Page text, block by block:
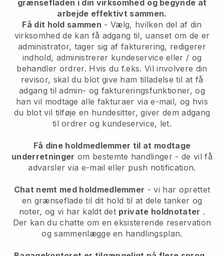
grænsefladen i din virksomhed og begynde at
arbejde effektivt sammen.
Få dit hold sammen - Vælg, hvilken del af din
virksomhed de kan få adgang til, uanset om de er
administrator, tager sig af fakturering, redigerer
indhold, administrerer kundeservice eller / og
behandler ordrer. Hvis du f.eks. Vil involvere din
revisor, skal du blot give ham tilladelse til at få
adgang til admin- og faktureringsfunktioner, og
han vil modtage alle fakturaer via e-mail, og hvis
du blot vil tilføje en hundesitter, giver dem adgang
til ordrer og kundeservice, let.
Få dine holdmedlemmer til at modtage
underretninger om bestemte handlinger - de vil få
advarsler via e-mail eller push notification.
Chat nemt med holdmedlemmer - vi har oprettet
en grænseflade til dit hold til at dele tanker og
noter, og vi har kaldt det private holdnotater .
Der kan du chatte om en eksisterende reservation
og sammenlægge en handlingsplan.